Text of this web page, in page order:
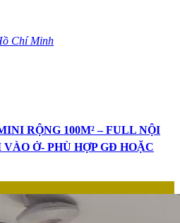
Chí Minh
RỘNG 100M² – FULL NỘI
Ở- PHÙ HỢP GĐ HOẶC